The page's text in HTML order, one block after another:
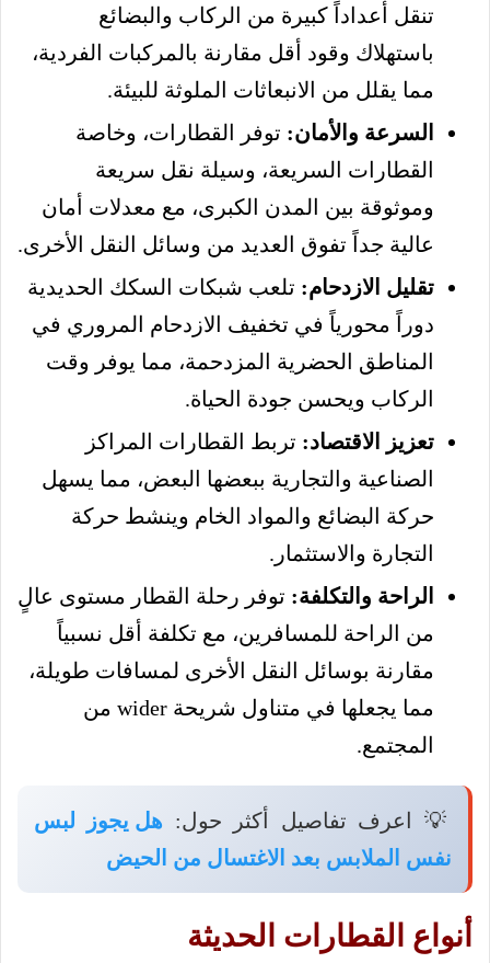
تنقل أعداداً كبيرة من الركاب والبضائع
باستهلاك وقود أقل مقارنة بالمركبات الفردية،
مما يقلل من الانبعاثات الملوثة للبيئة.
السرعة والأمان: توفر القطارات، وخاصة
القطارات السريعة، وسيلة نقل سريعة
وموثوقة بين المدن الكبرى، مع معدلات أمان
عالية جداً تفوق العديد من وسائل النقل الأخرى.
تقليل الازدحام: تلعب شبكات السكك الحديدية
دوراً محورياً في تخفيف الازدحام المروري في
المناطق الحضرية المزدحمة، مما يوفر وقت
الركاب ويحسن جودة الحياة.
تعزيز الاقتصاد: تربط القطارات المراكز
الصناعية والتجارية ببعضها البعض، مما يسهل
حركة البضائع والمواد الخام وينشط حركة
التجارة والاستثمار.
الراحة والتكلفة: توفر رحلة القطار مستوى عالٍ
من الراحة للمسافرين، مع تكلفة أقل نسبياً
مقارنة بوسائل النقل الأخرى لمسافات طويلة،
مما يجعلها في متناول شريحة wider من
المجتمع.
💡 اعرف تفاصيل أكثر حول: هل يجوز لبس
نفس الملابس بعد الاغتسال من الحيض
أنواع القطارات الحديثة